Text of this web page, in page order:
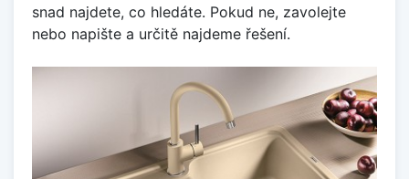
snad najdete, co hledáte. Pokud ne, zavolejte
nebo napište a určitě najdeme řešení.